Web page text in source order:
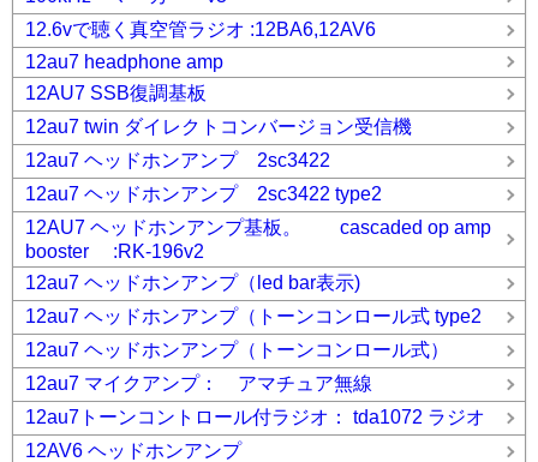
12.6vで聴く真空管ラジオ :12BA6,12AV6
12au7 headphone amp
12AU7 SSB復調基板
12au7 twin ダイレクトコンバージョン受信機
12au7 ヘッドホンアンプ 2sc3422
12au7 ヘッドホンアンプ 2sc3422 type2
12AU7 ヘッドホンアンプ基板。 cascaded op amp
booster :RK-196v2
12au7 ヘッドホンアンプ（led bar表示)
12au7 ヘッドホンアンプ（トーンコンロール式 type2
12au7 ヘッドホンアンプ（トーンコンロール式）
12au7 マイクアンプ： アマチュア無線
12au7トーンコントロール付ラジオ： tda1072 ラジオ
12AV6 ヘッドホンアンプ